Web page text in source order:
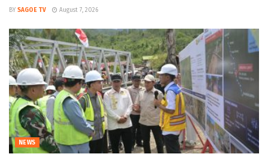
BY SAGOE TV August 7, 2026
NEWS